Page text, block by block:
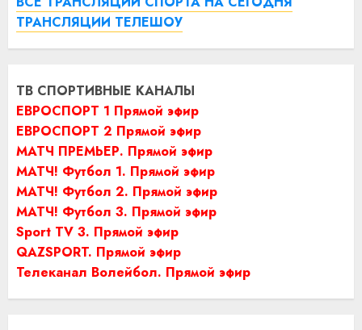
ТРАНСЛЯЦИИ ТЕЛЕШОУ
ТВ СПОРТИВНЫЕ КАНАЛЫ
ЕВРОСПОРТ 1 Прямой эфир
ЕВРОСПОРТ 2 Прямой эфир
МАТЧ ПРЕМЬЕР. Прямой эфир
МАТЧ! Футбол 1. Прямой эфир
МАТЧ! Футбол 2. Прямой эфир
МАТЧ! Футбол 3. Прямой эфир
Sport TV 3. Прямой эфир
QAZSPORT. Прямой эфир
Телеканал Волейбол. Прямой эфир